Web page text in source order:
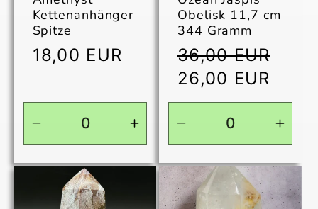
Kettenanhänger
Spitze
Normaler
18,00 EUR
Verringere
die
Menge
Erhöhe
die
Menge
Obelisk 11,7 cm
344 Gramm
Normaler
Preis
36,00 EUR
Verkaufspreis
26,00 EUR
Verringere
die
Menge
für
die
für